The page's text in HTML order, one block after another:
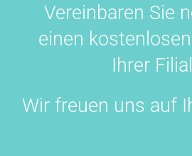
Vereinbaren Sie
einen
Ihrer
Wir freuen uns auf